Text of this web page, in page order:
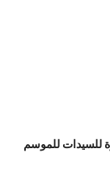
للسيدات للموسم